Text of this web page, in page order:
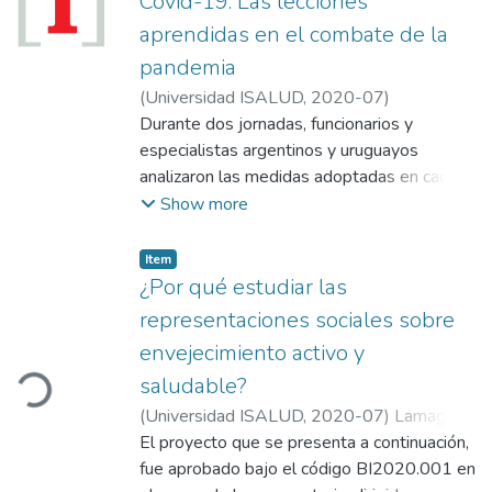
Propuestas y recomendaciones del Cedis
en el marco de la pandemia; La atención por
Teleasistencia en tiempos de Covid‑19;
Programa de Formación y Actualización
Pedagógica; Protocolos y buenas prácticas
para adultos mayores (CEAL);
Incorporaciones bibliográficas; Capacitación
gratuita para el personal de salud; Inicio del
Externa (Coneau); Presentación: Mitos y
realidades de las obras sociales.
aprendidas en el combate de la
pandemia
(Universidad ISALUD, 2020-07)
Durante dos jornadas, funcionarios y
especialistas argentinos y uruguayos
analizaron las medidas adoptadas en cada
país y los aprendizajes propios y ajenos; la
de salud y las políticas específicas para
poblaciones vulnerables y adultos mayores;
además, las capacidades científicas
nacionales.
Show more
Loading...
Item
¿Por qué estudiar las
representaciones sociales sobre
envejecimiento activo y
saludable?
(Universidad ISALUD, 2020-07) Lamagni,
Silvia;Esquivel, María Paula; González, Ivana
Fernández, María de los Ángeles;
El proyecto que se presenta a continuación,
fue aprobado bajo el código BI2020.001 en